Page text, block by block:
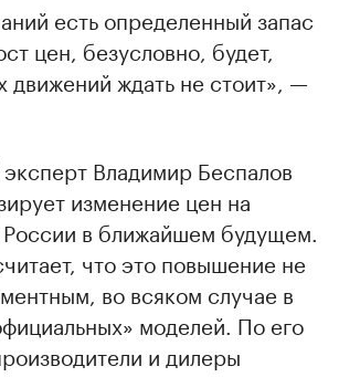
есть определенный запас
цен, безусловно, будет,
движений ждать не стоит», —
Владимир Беспалов
изменение цен на
в ближайшем будущем.
что это повышение не
во всяком случае в
моделей. По его
и дилеры